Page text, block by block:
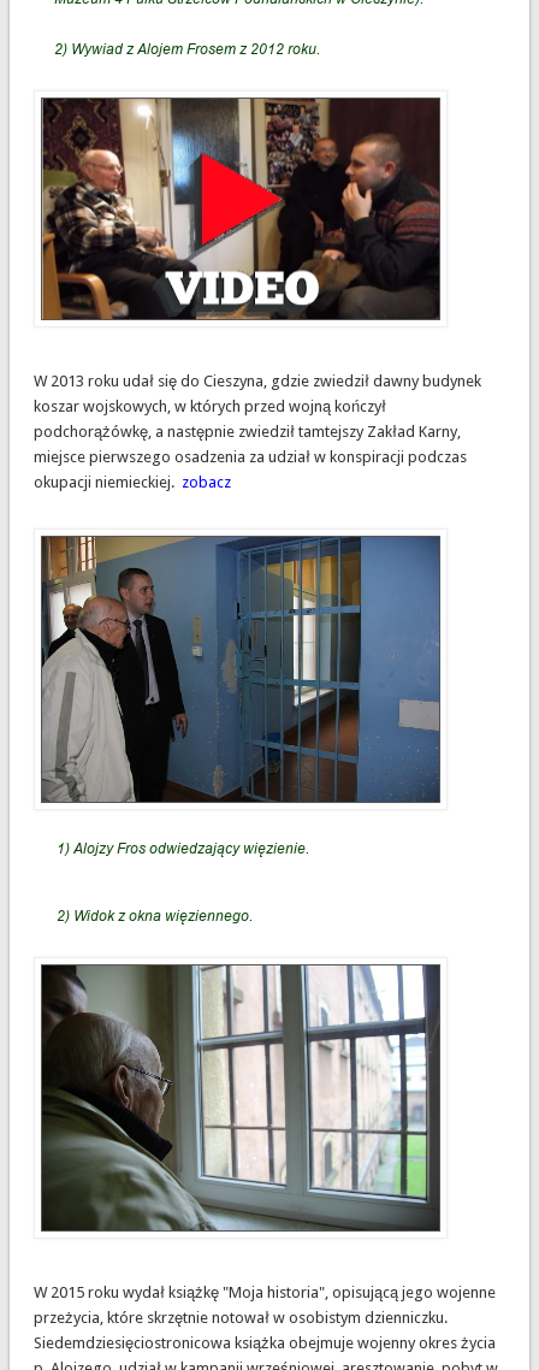
W 2013 roku udał się do Cieszyna, gdzie zwiedził dawny budynek
koszar wojskowych, w których przed wojną kończył
podchorążówkę, a następnie zwiedził tamtejszy Zakład Karny,
miejsce pierwszego osadzenia za udział w konspiracji podczas
okupacji niemieckiej. zobacz
W 2015 roku wydał książkę "Moja historia", opisującą jego wojenne
przeżycia, które skrzętnie notował w osobistym dzienniczku.
Siedemdziesięciostronicowa książka obejmuje wojenny okres życia